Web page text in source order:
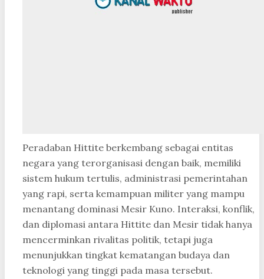
Peradaban Hittite berkembang sebagai entitas
negara yang terorganisasi dengan baik, memiliki
sistem hukum tertulis, administrasi pemerintahan
yang rapi, serta kemampuan militer yang mampu
menantang dominasi Mesir Kuno. Interaksi, konflik,
dan diplomasi antara Hittite dan Mesir tidak hanya
mencerminkan rivalitas politik, tetapi juga
menunjukkan tingkat kematangan budaya dan
teknologi yang tinggi pada masa tersebut.